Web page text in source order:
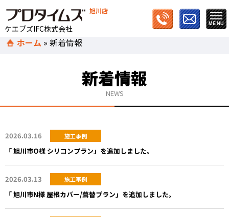
旭川店
ケエブズIFC株式会社
ホーム »新着情報
新着情報
NEWS
2026.03.16 施工事例
「 旭川市O様 シリコンプラン」を追加しました。
2026.03.13 施工事例
「 旭川市N様 屋根カバー/葺替プラン」を追加しました。